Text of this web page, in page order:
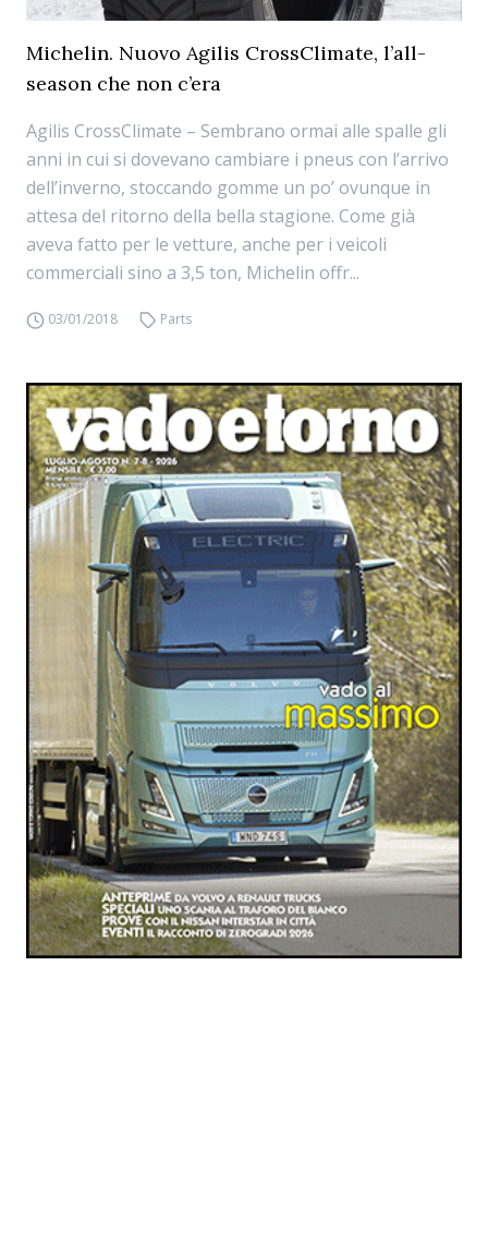
Michelin. Nuovo Agilis CrossClimate, l’all-
season che non c’era
Agilis CrossClimate – Sembrano ormai alle spalle gli
anni in cui si dovevano cambiare i pneus con l’arrivo
dell’inverno, stoccando gomme un po’ ovunque in
attesa del ritorno della bella stagione. Come già
aveva fatto per le vetture, anche per i veicoli
commerciali sino a 3,5 ton, Michelin offr...
03/01/2018 Parts